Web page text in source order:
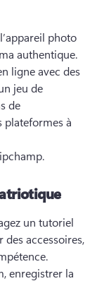
photo
ligne avec des
jeu de
de
plateformes à
un tutoriel
des accessoires,
enregistrer la